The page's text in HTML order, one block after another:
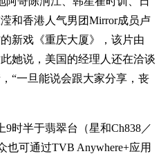
和香港人气男团Mirror成员卢
新戏《重庆大厦》，该片由
她说，美国的经理人还在洽谈
“一旦能说会跟大家分享，丧
9时半于翡翠台（星和Ch838／
也可通过TVB Anywhere+应用